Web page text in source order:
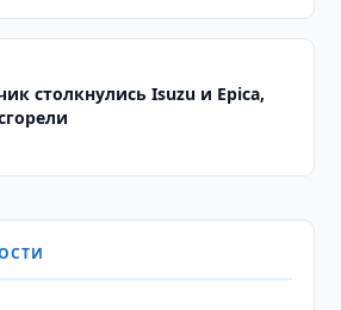
столкнулись Isuzu и Epica,